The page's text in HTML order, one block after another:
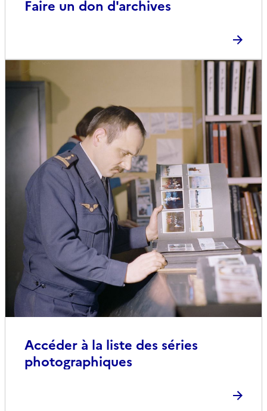
Faire un don d'archives
Accéder à la liste des séries
photographiques